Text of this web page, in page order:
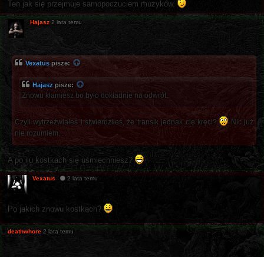
Ten jak się przejmuje samopoczuciem muzyków.
Hajasz 2 lata temu
Vexatus pisze:
Hajasz pisze:
Znowu kłamiesz bo było dokładnie na odwrót.
Czyli wytrzeźwiałeś i stwierdziłeś, że transik jednak cię kręci?
Nic już
nie rozumiem...
A po ilu kostkach się uśmiechniesz?
Vexatus 2 lata temu
Po jakich znowu kostkach?
deathwhore 2 lata temu